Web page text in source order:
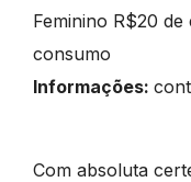
Feminino R$20
consumo
Informações:
Com absoluta